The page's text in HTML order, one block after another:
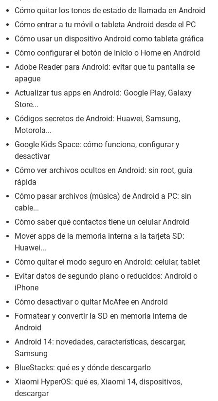
Cómo quitar los tonos de estado de llamada en Android
Cómo entrar a tu móvil o tableta Android desde el PC
Cómo usar un dispositivo Android como tableta gráfica
Cómo configurar el botón de Inicio o Home en Android
Adobe Reader para Android: evitar que tu pantalla se
apague
Actualizar tus apps en Android: Google Play, Galaxy
Store...
Códigos secretos de Android: Huawei, Samsung,
Motorola...
Google Kids Space: cómo funciona, configurar y
desactivar
Cómo ver archivos ocultos en Android: sin root, guía
rápida
Cómo pasar archivos (música) de Android a PC: sin
cable...
Cómo saber qué contactos tiene un celular Android
Mover apps de la memoria interna a la tarjeta SD:
Huawei...
Cómo quitar el modo seguro en Android: celular, tablet
Evitar datos de segundo plano o reducidos: Android o
iPhone
Cómo desactivar o quitar McAfee en Android
Formatear y convertir la SD en memoria interna de
Android
Android 14: novedades, características, descargar,
Samsung
BlueStacks: qué es y dónde descargarlo
Xiaomi HyperOS: qué es, Xiaomi 14, dispositivos,
descargar